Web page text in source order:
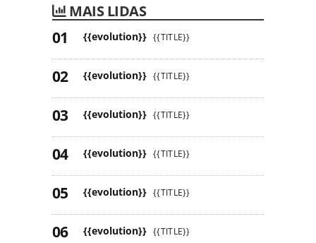
MAIS LIDAS
{{evolution}} {{TITLE}}
{{evolution}} {{TITLE}}
{{evolution}} {{TITLE}}
{{evolution}} {{TITLE}}
{{evolution}} {{TITLE}}
{{evolution}} {{TITLE}}